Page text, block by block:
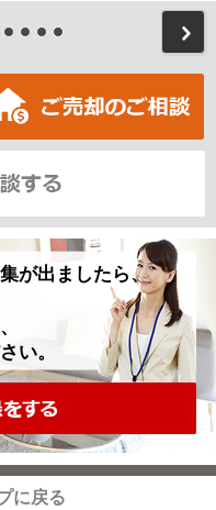
が出ましたら、
い。
に戻る